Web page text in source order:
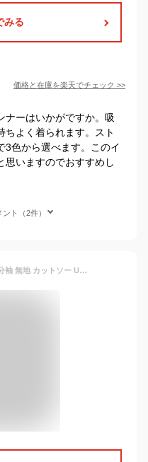
みる
価格と在庫を楽天でチェック >>
ナーはいかがですか。吸
ちよく着られます。スト
3色から選べます。このイ
思いますのでおすすめし
ト（2件）
最新版 Tシャツ メンズ 七分袖 7分袖 無地 カットソー Uネック Vネック インナーシャツ 七分袖Tシャツ 無地Tシャツ ポリエステル コットン 綿 長袖と半袖の中間丈 7分袖Tシャツ 白Tシャツ 黒Tシャツ インナー 重ね着 7分丈 春 夏 秋 冬 オールシーズン